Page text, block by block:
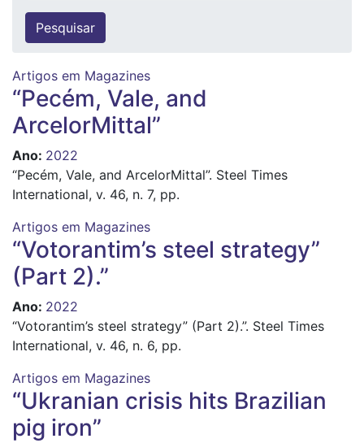
Artigos em Magazines
“Pecém, Vale, and
ArcelorMittal”
Ano: 2022
“Pecém, Vale, and ArcelorMittal”. Steel Times
International, v. 46, n. 7, pp.
Artigos em Magazines
“Votorantim’s steel strategy”
(Part 2).”
Ano: 2022
“Votorantim’s steel strategy” (Part 2).”. Steel Times
International, v. 46, n. 6, pp.
Artigos em Magazines
“Ukranian crisis hits Brazilian
pig iron”